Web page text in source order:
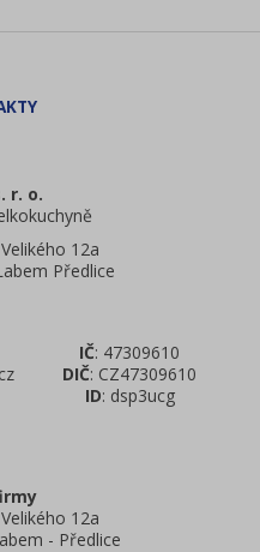
r. o.
12a
Předlice
IČ: 47309610
DIČ: CZ47309610
ID: dsp3ucg
12a
- Předlice